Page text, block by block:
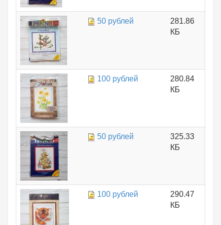
50 рублей
281.86
КБ
100 рублей
280.84
КБ
50 рублей
325.33
КБ
100 рублей
290.47
КБ